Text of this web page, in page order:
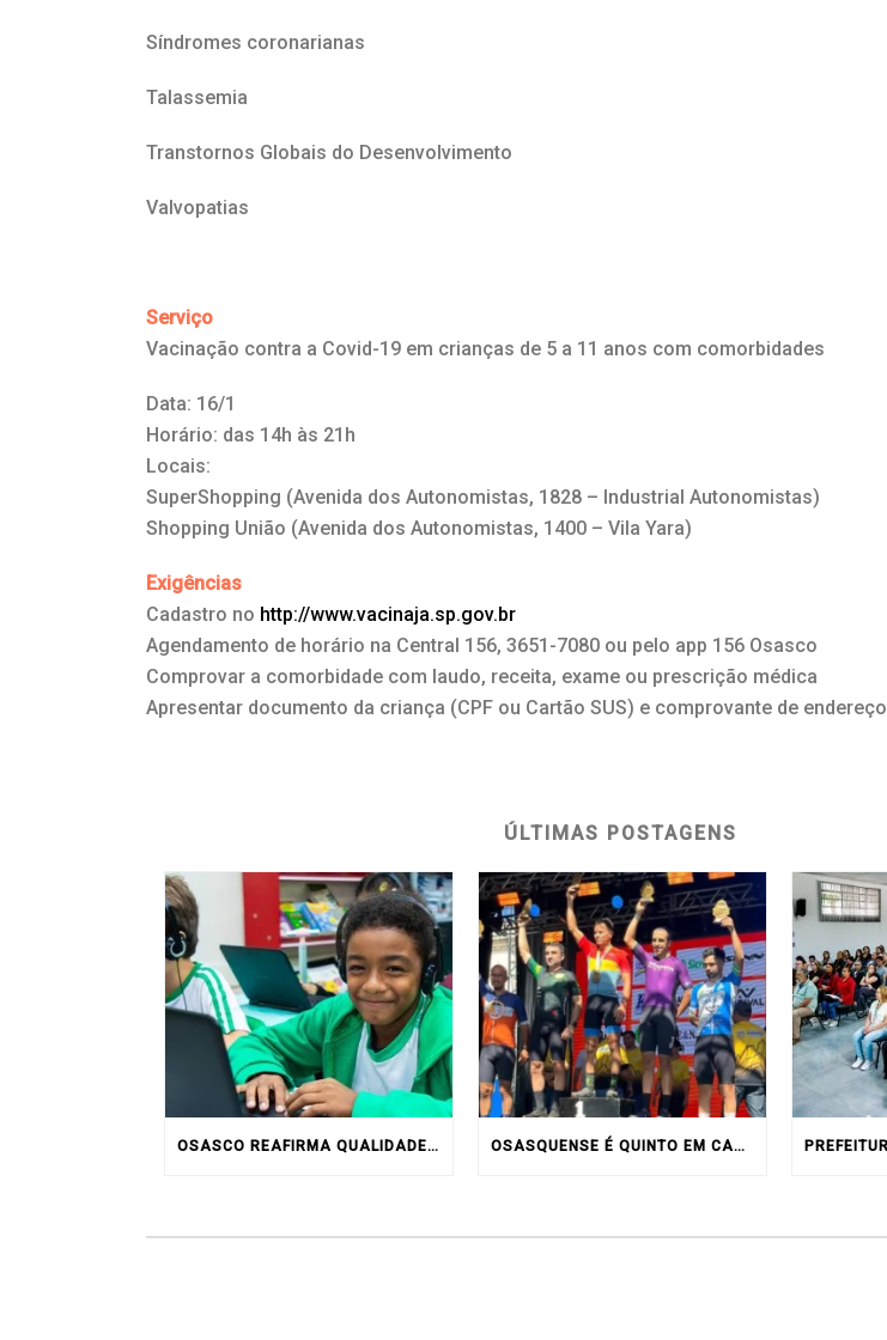
Síndromes coronarianas
Talassemia
Transtornos Globais do Desenvolvimento
Valvopatias
Serviço
Vacinação contra a Covid-19 em crianças de 5 a 11 anos com comorbidades
Data: 16/1
Horário: das 14h às 21h
Locais:
SuperShopping (Avenida dos Autonomistas, 1828 – Industrial Autonomistas)
Shopping União (Avenida dos Autonomistas, 1400 – Vila Yara)
Exigências
Cadastro no http://www.vacinaja.sp.gov.br
Agendamento de horário na Central 156, 3651-7080 ou pelo app 156 Osasco
Comprovar a comorbidade com laudo, receita, exame ou prescrição médica
Apresentar documento da criança (CPF ou Cartão SUS) e comprovante de endereço
ÚLTIMAS POSTAGENS
OSASCO REAFIRMA QUALIDADE DA EDUCAÇÃO MUNICIPAL COM RESULTADOS DO IDEB OSASQUENSE É QUINTO EM CAMPEONATO DE MONTAIN BIKE NO INTERIOR DO ESTADO